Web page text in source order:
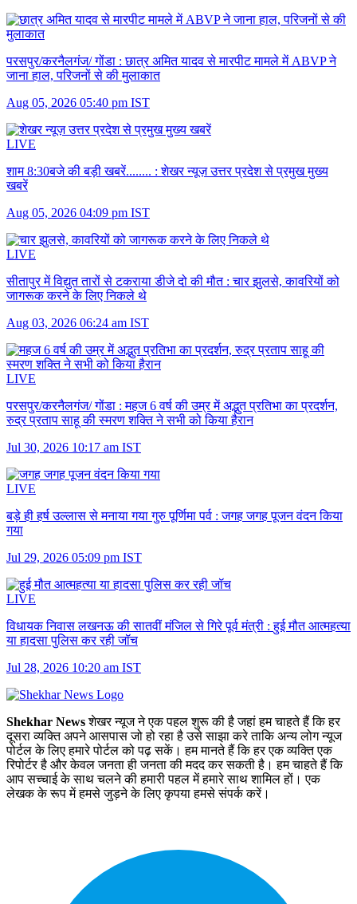
परसपुर/करनैलगंज/ गोंडा : छात्र अमित यादव से मारपीट मामले में ABVP ने
जाना हाल, परिजनों से की मुलाकात
Aug 05, 2026 05:40 pm IST
LIVE
शाम 8:30बजे की बड़ी खबरें........ : शेखर न्यूज़ उत्तर प्रदेश से प्रमुख मुख्य
खबरें
Aug 05, 2026 04:09 pm IST
LIVE
सीतापुर में विद्युत तारों से टकराया डीजे दो की मौत : चार झुलसे, कावरियों को
जागरूक करने के लिए निकले थे
Aug 03, 2026 06:24 am IST
LIVE
परसपुर/करनैलगंज/ गोंडा : महज 6 वर्ष की उम्र में अद्भुत प्रतिभा का प्रदर्शन,
रुद्र प्रताप साहू की स्मरण शक्ति ने सभी को किया हैरान
Jul 30, 2026 10:17 am IST
LIVE
बड़े ही हर्ष उल्लास से मनाया गया गुरु पूर्णिमा पर्व : जगह जगह पूजन वंदन किया
गया
Jul 29, 2026 05:09 pm IST
LIVE
विधायक निवास लखनऊ की सातवीं मंजिल से गिरे पूर्व मंत्री : हुई मौत आत्महत्या
या हादसा पुलिस कर रही जॉच
Jul 28, 2026 10:20 am IST
Shekhar Newsशेखर न्‍यूज ने एक पहल शुरू की है जहां हम चाहते हैं कि हर
दूसरा व्‍यक्ति अपने आसपास जो हो रहा है उसे साझा करे ताकि अन्‍य लोग न्‍यूज
पोर्टल के लिए हमारे पोर्टल को पढ़ सकें। हम मानते हैं कि हर एक व्यक्ति एक
रिपोर्टर है और केवल जनता ही जनता की मदद कर सकती है। हम चाहते हैं कि
आप सच्चाई के साथ चलने की हमारी पहल में हमारे साथ शामिल हों। एक
लेखक के रूप में हमसे जुड़ने के लिए कृपया हमसे संपर्क करें।